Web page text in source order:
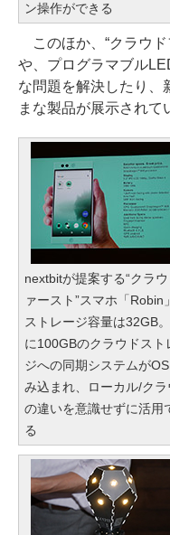
ン操作ができる
このほか、“クラウド
や、プログラマブル
な問題を解決したり、
まな製品が展示されて
nextbitが提案する“クラウ
ァースト”スマホ「Robin
ストレージ容量は32GB
に100GBのクラウドスト
ジへの同期システムが
み込まれ、ローカル/クラ
の違いを意識せずに活用
る